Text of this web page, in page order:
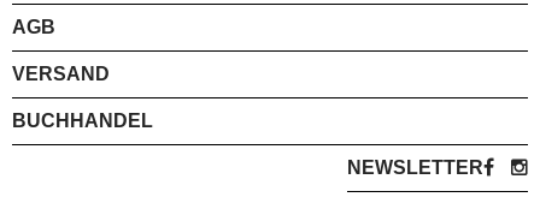
AGB
VERSAND
BUCHHANDEL
NEWSLETTER